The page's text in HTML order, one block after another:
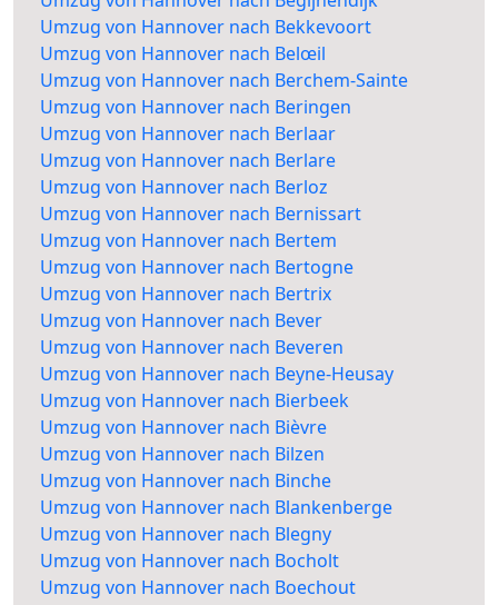
Umzug von Hannover nach Bekkevoort
Umzug von Hannover nach Belœil
Umzug von Hannover nach Berchem-Sainte
Umzug von Hannover nach Beringen
Umzug von Hannover nach Berlaar
Umzug von Hannover nach Berlare
Umzug von Hannover nach Berloz
Umzug von Hannover nach Bernissart
Umzug von Hannover nach Bertem
Umzug von Hannover nach Bertogne
Umzug von Hannover nach Bertrix
Umzug von Hannover nach Bever
Umzug von Hannover nach Beveren
Umzug von Hannover nach Beyne-Heusay
Umzug von Hannover nach Bierbeek
Umzug von Hannover nach Bièvre
Umzug von Hannover nach Bilzen
Umzug von Hannover nach Binche
Umzug von Hannover nach Blankenberge
Umzug von Hannover nach Blegny
Umzug von Hannover nach Bocholt
Umzug von Hannover nach Boechout